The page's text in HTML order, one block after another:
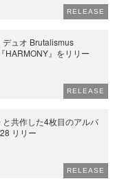
RELEASE
ュオ Brutalismus
HARMONY』をリリー
RELEASE
共作した4枚目のアルバ
リリー
RELEASE